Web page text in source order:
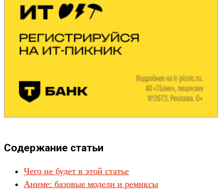
Содержание статьи
Чего не будет в этой статье
Аниме: базовые модели и ремиксы